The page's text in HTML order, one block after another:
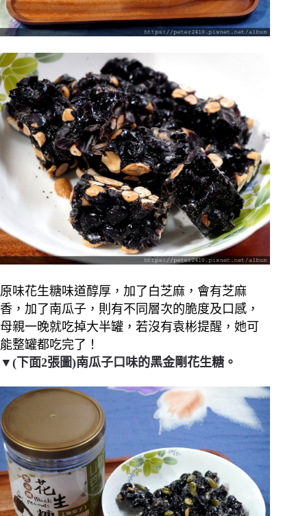
原味花生糖味道醇厚，加了白芝麻，會有芝麻
香，加了南瓜子，則有不同層次的脆度及口感，
母親一晚就吃掉大半罐，若沒有袁彬提醒，她可
能整罐都吃完了！
▼(下面2張圖)南瓜子口味的黑金剛花生糖。